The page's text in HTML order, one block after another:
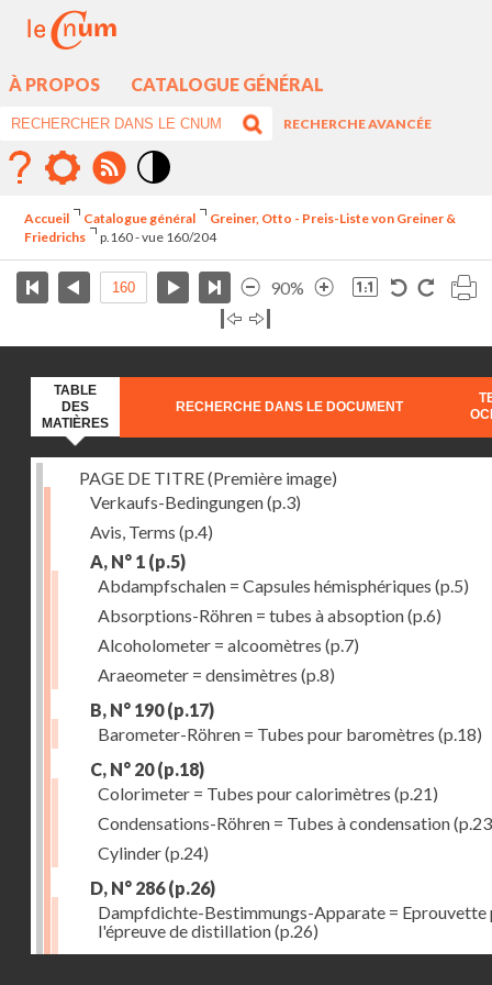
À PROPOS CATALOGUE GÉNÉRAL
RECHERCHE AVANCÉE
élévé
Accueil Catalogue général
Greiner, Otto - Preis-Liste von Greiner &
Friedrichs
p.160 - vue 160/204
90%
TABLE
DES
MATIÈRES
RECHERCHE DANS LE DOCUMENT
PAGE DE TITRE (Première image)
Verkaufs-Bedingungen(p.3)
Avis, Terms (p.4)
A, N° 1 (p.5)
Abdampfschalen = Capsules hémisphériques (p.5)
Absorptions-Röhren = tubes à absoption(p.6)
Alcoholometer = alcoomètres (p.7)
Araeometer = densimètres (p.8)
B, N° 190(p.17)
Barometer-Röhren = Tubes pour baromètres (p.18)
C, N° 20(p.18)
Colorimeter = Tubes pour calorimètres (p.21)
Condensations-Röhren = Tubes à condensation
Cylinder(p.24)
D, N° 286(p.26)
Dampfdichte-Bestimmungs-Apparate = Eprouvette
l'épreuve de distillation(p.26)
Destillir-Kolben = Ballons à distillation fractionnée